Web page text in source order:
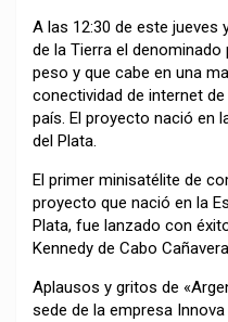
A las 12:30 de este jueves
de la Tierra el
peso y que cabe en una
conectividad de internet
país. El proyecto nació en
del Plata.
El primer minisatélite de
proyecto que nació en la
Plata, fue lanzado con
Kennedy de Cabo
Aplausos y gritos de
sede de la empresa